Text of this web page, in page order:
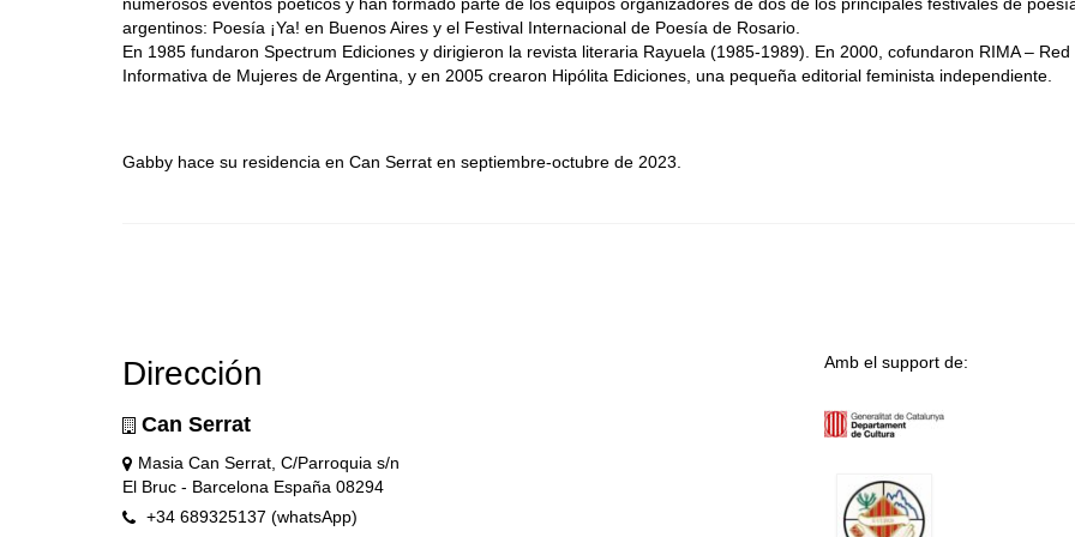
argentinos: Poesía ¡Ya! en Buenos Aires y el Festival Internacional de Poesía de Rosario.
En 1985 fundaron Spectrum Ediciones y dirigieron la revista literaria Rayuela (1985-1989). En 2000, cofundaron RIMA – Red
Informativa de Mujeres de Argentina, y en 2005 crearon Hipólita Ediciones, una pequeña editorial feminista independiente.
Gabby hace su residencia en Can Serrat en septiembre-octubre de 2023.
Dirección
Can Serrat
Masia Can Serrat, C/Parroquia s/n
El Bruc - Barcelona España 08294
+34 689325137 (whatsApp)
Amb el support de: